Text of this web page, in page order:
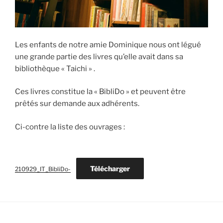
Les enfants de notre amie Dominique nous ont légué
une grande partie des livres qu’elle avait dans sa
bibliothèque « Taichi » .
Ces livres constitue la « BibliDo » et peuvent être
prêtés sur demande aux adhérents.
Ci-contre la liste des ouvrages :
210929_IT_BibliDo- Télécharger